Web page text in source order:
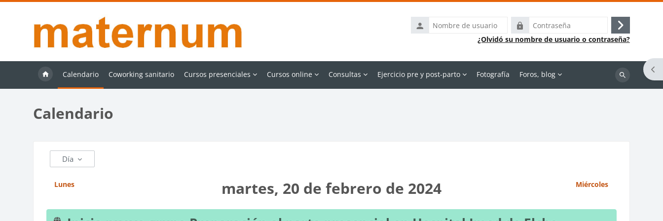
Nombre
de
Contraseña
Acceder
¿Olvidó su nombre de usuario o contraseña?
Calendario Coworking sanitario Cursos presenciales Cursos online Consultas Ejercicio pre y post-parto Fotografía Foros, blog
Buscar
Calendario
Día
Lunes martes, 20 de febrero de 2024 Miércoles